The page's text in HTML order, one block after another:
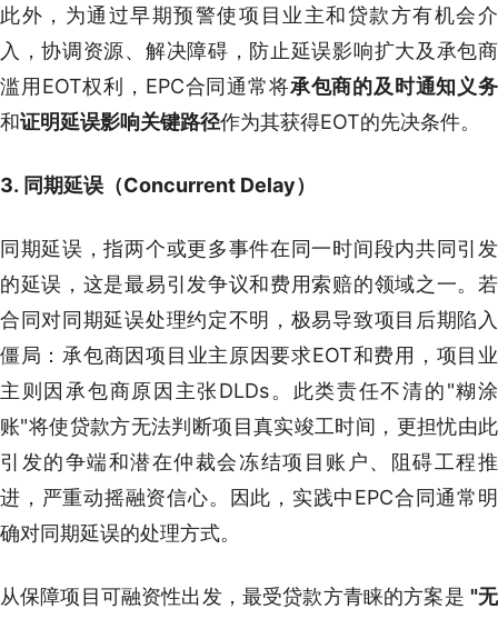
此外，为通过早期预警使项目业主和贷款方有机会介
入，协调资源、解决障碍，防止延误影响扩大及承包商
滥用EOT权利，EPC合同通常将承包商的及时通知义务
和证明延误影响关键路径作为其获得EOT的先决条件。
3. 同期延误（Concurrent Delay）
同期延误，指两个或更多事件在同一时间段内共同引发
的延误，这是最易引发争议和费用索赔的领域之一。若
合同对同期延误处理约定不明，极易导致项目后期陷入
僵局：承包商因项目业主原因要求EOT和费用，项目业
主则因承包商原因主张DLDs。此类责任不清的"糊涂
账"将使贷款方无法判断项目真实竣工时间，更担忧由此
引发的争端和潜在仲裁会冻结项目账户、阻碍工程推
进，严重动摇融资信心。因此，实践中EPC合同通常明
确对同期延误的处理方式。
从保障项目可融资性出发，最受贷款方青睐的方案是 "无